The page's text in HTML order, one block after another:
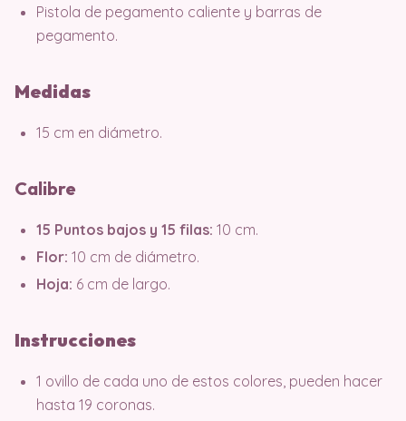
Pistola de pegamento caliente y barras de
pegamento.
Medidas
15 cm en diámetro.
Calibre
15 Puntos bajos y 15 filas: 10 cm.
Flor: 10 cm de diámetro.
Hoja: 6 cm de largo.
Instrucciones
1 ovillo de cada uno de estos colores, pueden hacer
hasta 19 coronas.